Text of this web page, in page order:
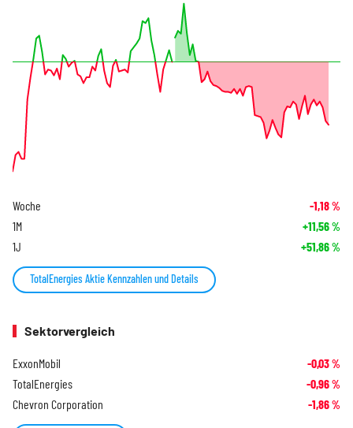
Woche -1,18%
1M +11,56%
1J +51,86%
TotalEnergies Aktie Kennzahlen und Details
Sektorvergleich
ExxonMobil -0,03%
TotalEnergies -0,96%
Chevron Corporation -1,86%